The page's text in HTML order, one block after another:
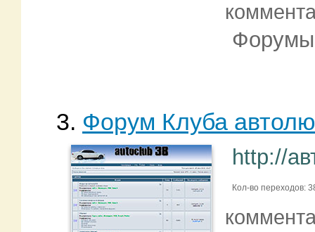
Форумы
3. Форум Клуба
http://
Кол-во переходов: